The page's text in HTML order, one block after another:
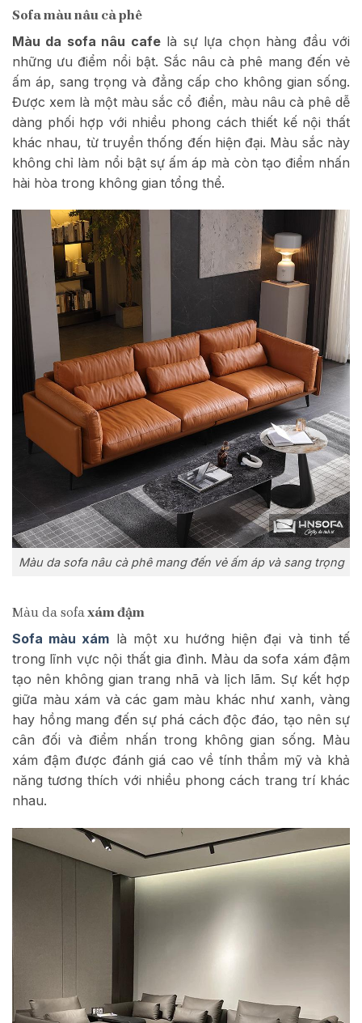
Sofa màu nâu cà phê
Màu da sofa nâu cafelà sự lựa chọn hàng đầu với
những ưu điểm nổi bật. Sắc nâu cà phê mang đến vẻ
ấm áp, sang trọng và đẳng cấp cho không gian sống.
Được xem là một màu sắc cổ điển, màu nâu cà phê dễ
dàng phối hợp với nhiều phong cách thiết kế nội thất
khác nhau, từ truyền thống đến hiện đại. Màu sắc này
không chỉ làm nổi bật sự ấm áp mà còn tạo điểm nhấn
hài hòa trong không gian tổng thể.
Màu da sofa nâu cà phê mang đến vẻ ấm áp và sang trọng
Màu da sofaxám đậm
Sofa màu xám là một xu hướng hiện đại và tinh tế
trong lĩnh vực nội thất gia đình. Màu da sofa xám đậm
tạo nên không gian trang nhã và lịch lãm. Sự kết hợp
giữa màu xám và các gam màu khác như xanh, vàng
hay hồng mang đến sự phá cách độc đáo, tạo nên sự
cân đối và điểm nhấn trong không gian sống. Màu
xám đậm được đánh giá cao về tính thẩm mỹ và khả
năng tương thích với nhiều phong cách trang trí khác
nhau.